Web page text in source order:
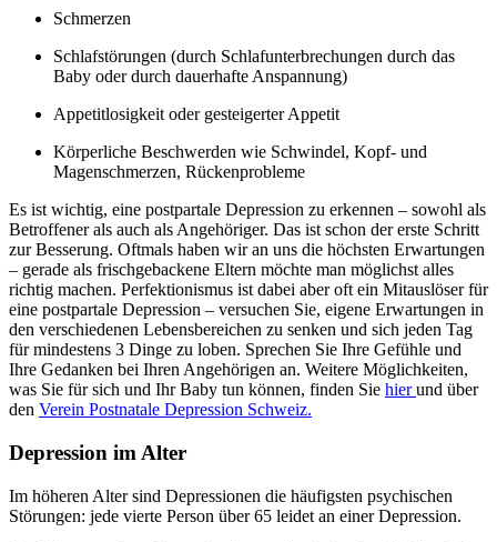
Schmerzen
Schlafstörungen (durch Schlafunterbrechungen durch das
Baby oder durch dauerhafte Anspannung)
Appetitlosigkeit oder gesteigerter Appetit
Körperliche Beschwerden wie Schwindel, Kopf- und
Magenschmerzen, Rückenprobleme
Es ist wichtig, eine postpartale Depression zu erkennen – sowohl als
Betroffener als auch als Angehöriger. Das ist schon der erste Schritt
zur Besserung. Oftmals haben wir an uns die höchsten Erwartungen
– gerade als frischgebackene Eltern möchte man möglichst alles
richtig machen. Perfektionismus ist dabei aber oft ein Mitauslöser für
eine postpartale Depression – versuchen Sie, eigene Erwartungen in
den verschiedenen Lebensbereichen zu senken und sich jeden Tag
für mindestens 3 Dinge zu loben. Sprechen Sie Ihre Gefühle und
Ihre Gedanken bei Ihren Angehörigen an. Weitere Möglichkeiten,
was Sie für sich und Ihr Baby tun können, finden Sie hierund über
den Verein Postnatale Depression Schweiz.
Depression im Alter
Im höheren Alter sind Depressionen die häufigsten psychischen
Störungen: jede vierte Person über 65 leidet an einer Depression.